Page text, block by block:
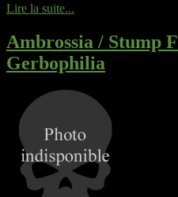
Lire la suite...
Ambrossia / Stump
Gerbophilia